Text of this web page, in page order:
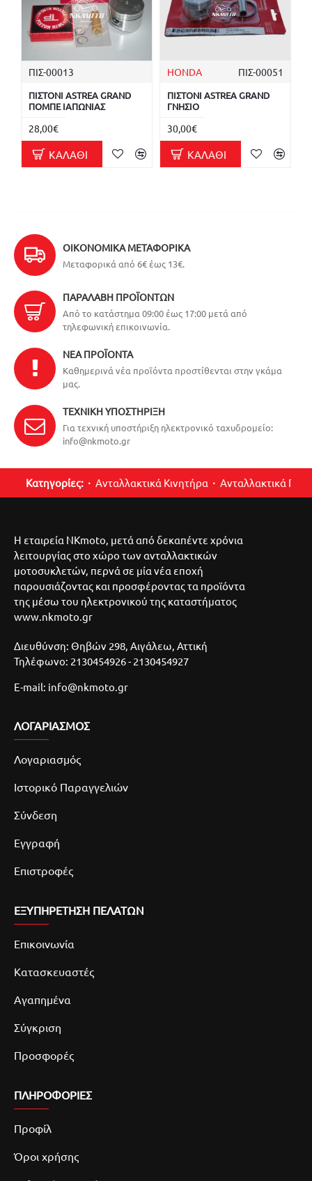
ΠΙΣ-00013
ΠΙΣΤΟΝΙ ASTREA GRAND
ΠΟΜΠΕ ΙΑΠΩΝΙΑΣ
28,00€
ΚΑΛΆΘΙ
HONDA ΠΙΣ-00051
ΠΙΣΤΟΝΙ ASTREA GRAND
ΓΝΗΣΙΟ
30,00€
ΚΑΛΆΘΙ
ΟΙΚΟΝΟΜΙΚΆ ΜΕΤΑΦΟΡΙΚΆ
Μεταφορικά από 6€ έως 13€.
ΠΑΡΑΛΑΒΉ ΠΡΟΪΌΝΤΩΝ
Από το κατάστημα 09:00 έως 17:00 μετά από
τηλεφωνική επικοινωνία.
ΝΈΑ ΠΡΟΪΌΝΤΑ
Καθημερινά νέα προϊόντα προστίθενται στην γκάμα
μας.
ΤΕΧΝΙΚΉ ΥΠΟΣΤΉΡΙΞΗ
Για τεχνική υποστήριξη ηλεκτρονικό ταχυδρομείο:
info@nkmoto.gr
Κατηγορίες: Ανταλλακτικά Κινητήρα Ανταλλακτικά
Η εταιρεία NKmoto, μετά από δεκαπέντε χρόνια
λειτουργίας στο χώρο των ανταλλακτικών
μοτοσυκλετών, περνά σε μία νέα εποχή
παρουσιάζοντας και προσφέροντας τα προϊόντα
της μέσω του ηλεκτρονικού της καταστήματος
www.nkmoto.gr
Διευθύνση: Θηβών 298, Αιγάλεω, Αττική
Τηλέφωνο: 2130454926 - 2130454927
E-mail: info@nkmoto.gr
ΛΟΓΑΡΙΑΣΜΌΣ
Λογαριασμός
Ιστορικό Παραγγελιών
Σύνδεση
Εγγραφή
Επιστροφές
ΕΞΥΠΗΡΕΤΗΣΗ ΠΕΛΑΤΩΝ
Επικοινωνία
Κατασκευαστές
Αγαπημένα
Σύγκριση
Προσφορές
ΠΛΗΡΟΦΟΡΙΕΣ
Προφίλ
Όροι χρήσης